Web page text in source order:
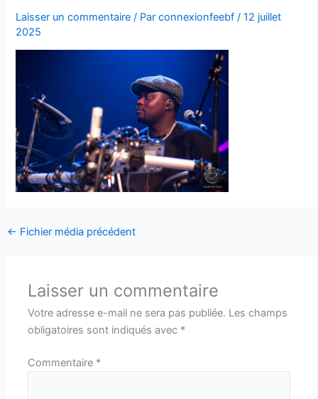
Laisser un commentaire / Parconnexionfeebf/12 juillet
2025
← Fichier média précédent
Laisser un commentaire
Votre adresse e-mail ne sera pas publiée. Les champs
obligatoires sont indiqués avec *
Commentaire *